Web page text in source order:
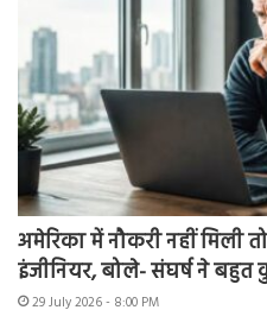
अमेरिका में नौकरी नहीं मिली
इंजीनियर, बोले- संघर्ष ने बहुत
29 July 2026 - 8:00 PM